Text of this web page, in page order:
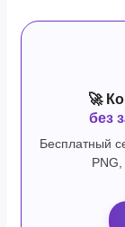
🚀
без
Бесплатный